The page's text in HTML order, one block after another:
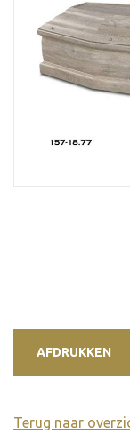
AFDRUKKEN
Terug naar